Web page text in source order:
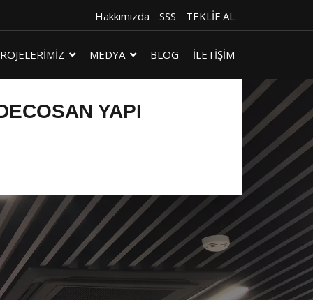
Hakkımızda SSS TEKLİF AL
MEDYA BLOG İLETİŞİM
YAPI